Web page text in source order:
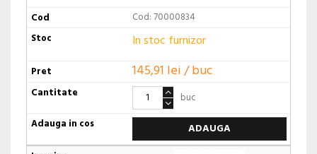
Cod: 70000834
In stoc furnizor
145,91 lei / buc
buc
ADAUGA